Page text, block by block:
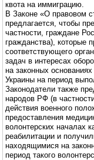
квота на иммиграцию.
В Законе «О правовом
предлагается, чтобы
частности, граждане
гражданства), которые
соответствующего
задач в интересах
на законных
Украины на период
Законодатели также
народов РФ (в
действия военного
предоставления
волонтерских началах
реабилитации и
находящимися на
период такого